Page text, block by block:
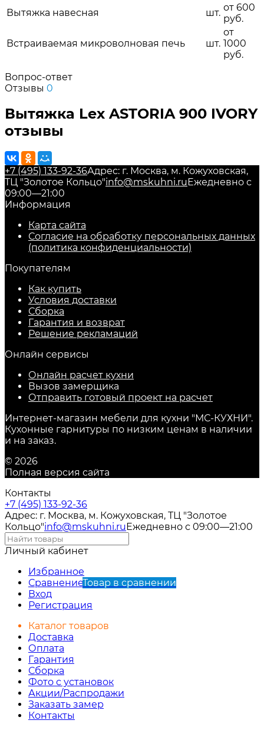
Вытяжка навесная
шт. от 600
руб.
Встраиваемая микроволновая печь шт.
от
1000
руб.
Вопрос-ответ
Отзывы 0
Вытяжка Lex ASTORIA 900 IVORY
отзывы
+7 (495) 133-92-36Адрес: г. Москва, м. Кожуховская,
ТЦ "Золотое Кольцо"info@mskuhni.ru Ежедневно с
09:00—21:00
Информация
Карта сайта
Согласие на обработку персональных данных
(политика конфиденциальности)
Покупателям
Как купить
Условия доставки
Сборка
Гарантия и возврат
Решение рекламаций
Онлайн сервисы
Онлайн расчет кухни
Вызов замерщика
Отправить готовый проект на расчет
Интернет-магазин мебели для кухни "МС-КУХНИ".
Кухонные гарнитуры по низким ценам в наличии
и на заказ.
© 2026
Полная версия сайта
Контакты
+7 (495) 133-92-36
Адрес: г. Москва, м. Кожуховская, ТЦ "Золотое
Кольцо"info@mskuhni.ru Ежедневно с 09:00—21:00
Личный кабинет
Избранное
СравнениеТовар в сравнении
Вход
Регистрация
Каталог товаров
Доставка
Оплата
Гарантия
Сборка
Фото с установок
Акции/Распродажи
Заказать замер
Контакты